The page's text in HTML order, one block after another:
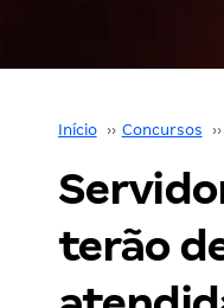
Início ›› Concursos ››
terão